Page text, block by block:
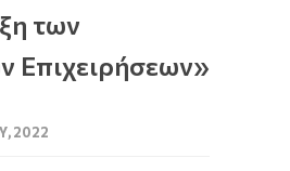
των
Επιχειρήσεων»
2022